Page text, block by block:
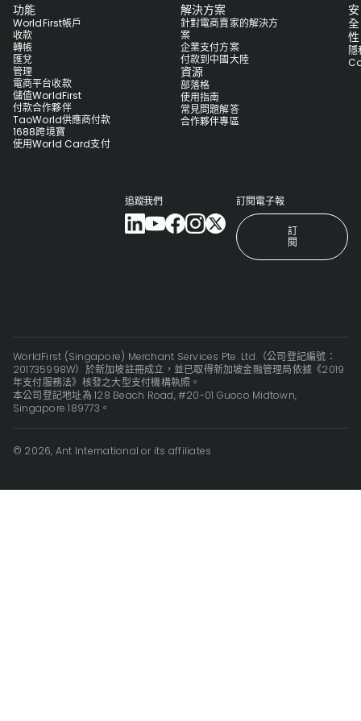
功能
WorldFirst帳戶
收款
轉帳
匯兌
管理
電商平台收款
儲值WorldFirst
付款合作夥伴
TaoWorld供應商付款
1688跨境寶
使用World Card支付
解決方案
針對電商賣家的解決方
案
企業支付方案
付款到中國大陸
資源
部落格
使用指南
常見問題解答
合作夥伴專區
安
全
性
隱
追蹤我們 訂閱電子報
訂
閱
WorldFirst (Singapore) Merchant Services Pte. Ltd.（公司登記編號：
201735998W）於新加坡註冊成立，並已取得新加坡金融管理局依據《2019
年支付服務法》核發之大型支付機構執照。
本公司登記地址為 128 Beach Road, #20-01 Guoco Midtown,
Singapore 189773。
© 2026, Ant International or its affiliates